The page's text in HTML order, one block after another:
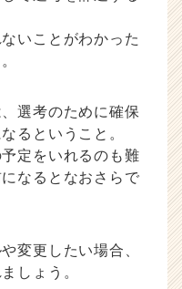
いことがわかった
選考のために確保
るということ。
定をいれるのも難
なるとなおさらで
変更したい場合、
しょう。